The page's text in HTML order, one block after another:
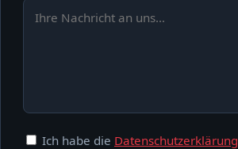
Ich habe die Datenschutzerklärung